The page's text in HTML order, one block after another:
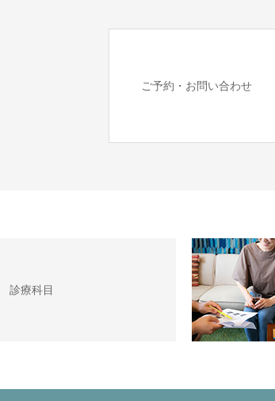
ご予約・お問い合わせ
診療科目